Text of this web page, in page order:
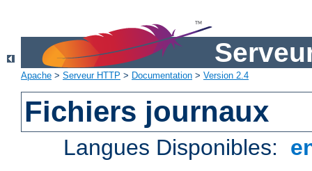
Apache > Serveur HTTP > Documentation > Version 2.4
Fichiers journaux
Langues Disponibles: